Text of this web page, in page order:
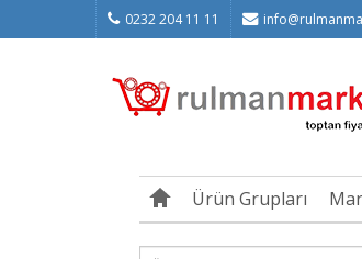
0232 204 11 11
Ürün Grupları